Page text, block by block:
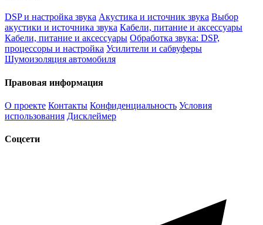
DSP и настройка звука Акустика и источник звука Выбор
акустики и источника звука Кабели, питание и аксессуары
Кабели, питание и аксессуары Обработка звука: DSP,
процессоры и настройка Усилители и сабвуферы
Шумоизоляция автомобиля
Правовая информация
О проекте Контакты Конфиденциальность Условия
использования Дисклеймер
Соцсети